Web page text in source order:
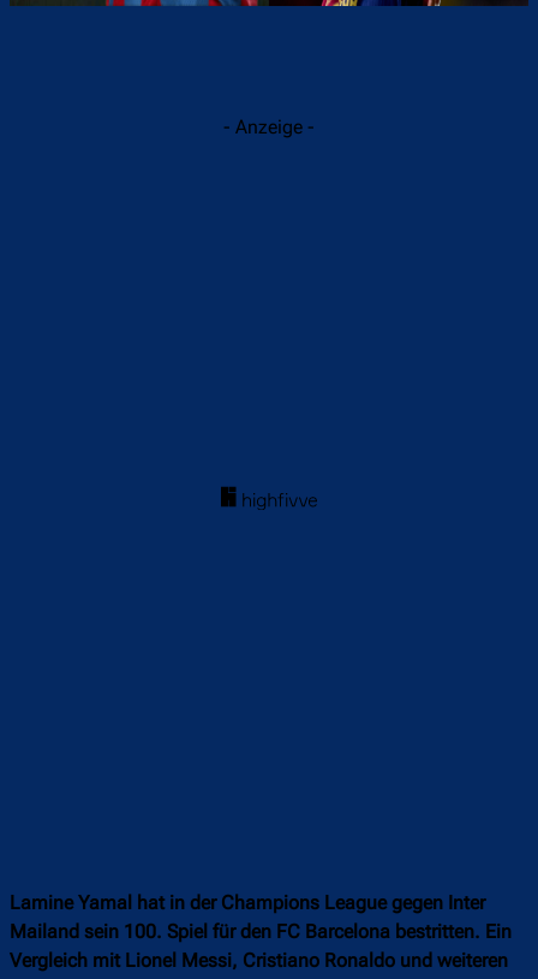
- Anzeige -
Lamine Yamal hat in der Champions League gegen Inter
Mailand sein 100. Spiel für den FC Barcelona bestritten. Ein
Vergleich mit Lionel Messi, Cristiano Ronaldo und weiteren